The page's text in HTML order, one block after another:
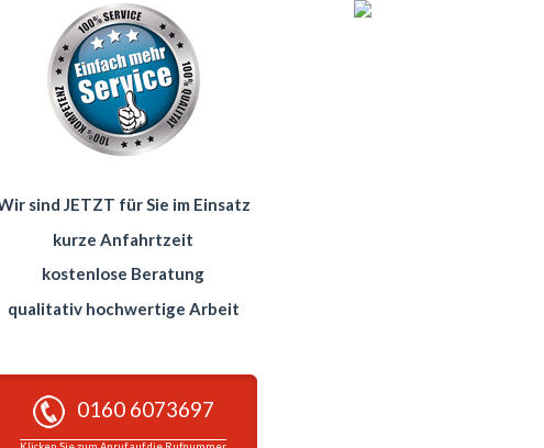
sind JETZT für Sie im Einsatz
kurze Anfahrtzeit
kostenlose Beratung
qualitativ hochwertige Arbeit
0160 6073697